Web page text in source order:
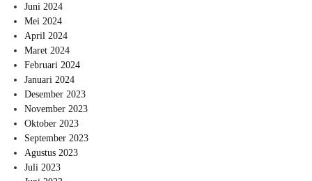
Juni 2024
Mei 2024
April 2024
Maret 2024
Februari 2024
Januari 2024
Desember 2023
November 2023
Oktober 2023
September 2023
Agustus 2023
Juli 2023